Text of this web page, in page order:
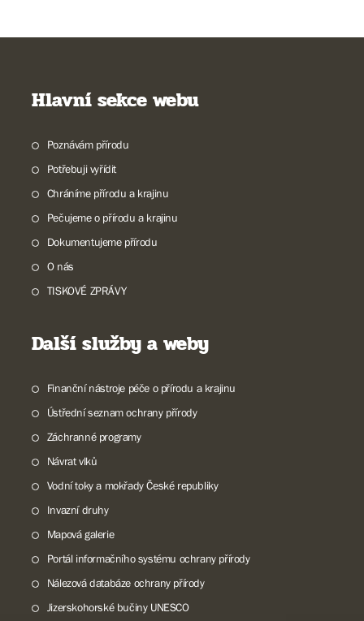
Hlavní sekce webu
Poznávám přírodu
Potřebuji vyřídit
Chráníme přírodu a krajinu
Pečujeme o přírodu a krajinu
Dokumentujeme přírodu
O nás
TISKOVÉ ZPRÁVY
Další služby a weby
Finanční nástroje péče o přírodu a krajinu
Ústřední seznam ochrany přírody
Záchranné programy
Návrat vlků
Vodní toky a mokřady České republiky
Invazní druhy
Mapová galerie
Portál informačního systému ochrany přírody
Nálezová databáze ochrany přírody
Jizerskohorské bučiny UNESCO